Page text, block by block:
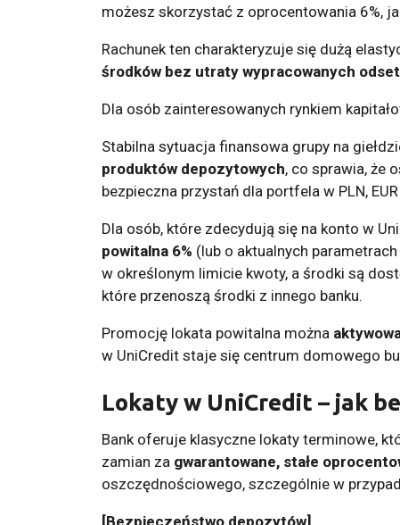
możesz skorzystać z oprocentowania 6%,
Rachunek ten charakteryzuje się dużą
środków bez utraty wypracowanych
Dla osób zainteresowanych rynkiem
Stabilna sytuacja finansowa grupy na
produktów depozytowych, co sprawia, że
bezpieczna przystań dla portfela w PLN, EUR
Dla osób, które zdecydują się na konto w
powitalna 6% (lub o aktualnych
w określonym limicie kwoty, a środki są
które przenoszą środki z innego banku.
Promocję lokata powitalna można
w UniCredit staje się centrum domowego
Lokaty w UniCredit – jak
Bank oferuje klasyczne lokaty terminowe,
zamian za gwarantowane, stałe
oszczędnościowego, szczególnie w